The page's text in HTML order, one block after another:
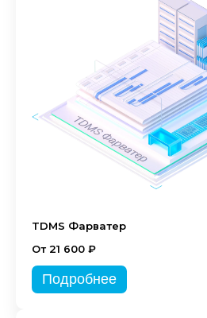
TDMS Фарватер
От 21 600 ₽
Подробнее